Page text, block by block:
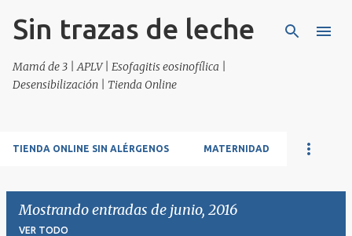
Ir al contenido principal
Sin trazas de leche
Mamá de 3 | APLV | Esofagitis eosinofílica |
Desensibilización | Tienda Online
TIENDA ONLINE SIN ALÉRGENOS MATERNIDAD
Mostrando entradas de junio, 2016
VER TODO